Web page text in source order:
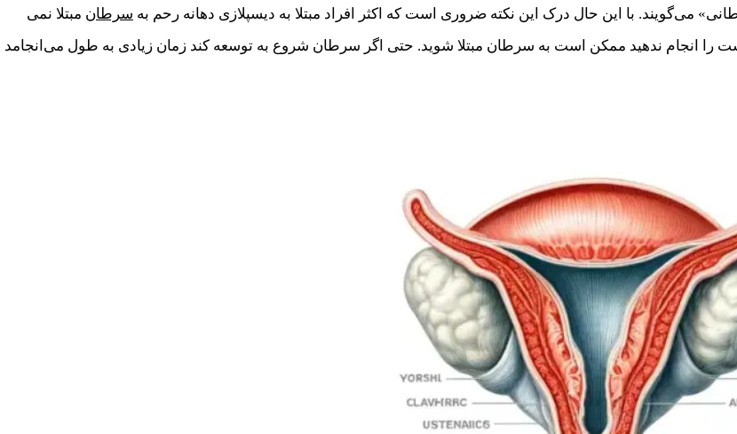
می‌گویند. با این حال درک این نکته ضروری است که اکثر افراد مبتلا به دیسپلازی دهانه رحم به سرطان مبتلا نمی
را انجام ندهید ممکن است به سرطان مبتلا شوید. حتی اگر سرطان شروع به توسعه کند زمان زیادی به طول می‌انجامد